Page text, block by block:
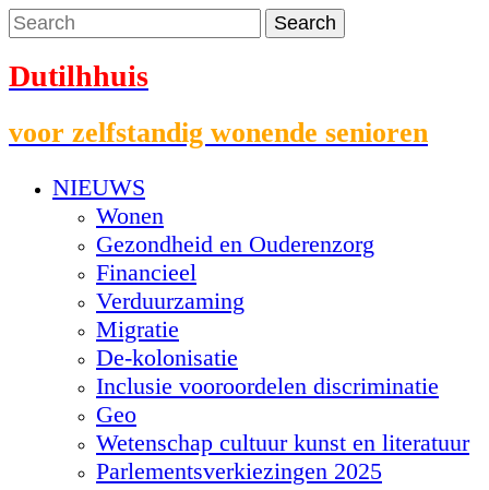
Dutilhhuis
voor zelfstandig wonende senioren
NIEUWS
Wonen
Gezondheid en Ouderenzorg
Financieel
Verduurzaming
Migratie
De-kolonisatie
Inclusie vooroordelen discriminatie
Geo
Wetenschap cultuur kunst en literatuur
Parlementsverkiezingen 2025